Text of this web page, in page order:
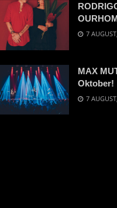
7
MAX
Oktober!
7